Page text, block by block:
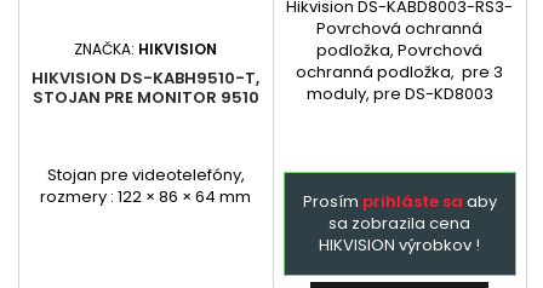
ZNAČKA: HIKVISION
HIKVISION DS-KABH9510-T,
STOJAN PRE MONITOR 9510
Stojan pre videotelefóny,
rozmery : 122 × 86 × 64 mm
Hikvision DS-KABD8003-RS3-
Povrchová ochranná
podložka, Povrchová
ochranná podložka, pre 3
moduly, pre DS-KD8003
Prosím prihláste sa aby
sa zobrazila cena
HIKVISION výrobkov !